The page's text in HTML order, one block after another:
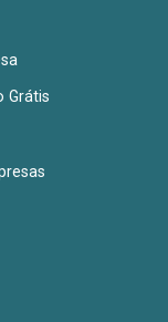
Grátis